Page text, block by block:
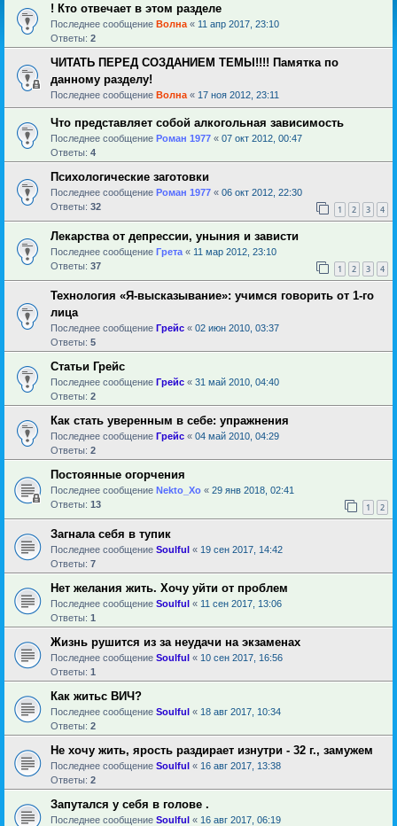
! Кто отвечает в этом разделе
Последнее сообщение Волна « 11 апр 2017, 23:10
Ответы: 2
ЧИТАТЬ ПЕРЕД СОЗДАНИЕМ ТЕМЫ!!!! Памятка по
данному разделу!
Последнее сообщение Волна « 17 ноя 2012, 23:11
Что представляет собой алкогольная зависимость
Последнее сообщение Роман 1977 « 07 окт 2012, 00:47
Ответы: 4
Психологические заготовки
Последнее сообщение Роман 1977 « 06 окт 2012, 22:30
Ответы: 32 1 2 3 4
Лекарства от депрессии, уныния и зависти
Последнее сообщение Грета « 11 мар 2012, 23:10
Ответы: 37 1 2 3 4
Технология «Я-высказывание»: учимся говорить от 1-го
лица
Последнее сообщение Грейс « 02 июн 2010, 03:37
Ответы: 5
Статьи Грейс
Последнее сообщение Грейс « 31 май 2010, 04:40
Ответы: 2
Как стать уверенным в себе: упражнения
Последнее сообщение Грейс « 04 май 2010, 04:29
Ответы: 2
Постоянные огорчения
Последнее сообщение Nekto_Xo « 29 янв 2018, 02:41
Ответы: 13 1 2
Загнала себя в тупик
Последнее сообщение Soulful « 19 сен 2017, 14:42
Ответы: 7
Нет желания жить. Хочу уйти от проблем
Последнее сообщение Soulful « 11 сен 2017, 13:06
Ответы: 1
Жизнь рушится из за неудачи на экзаменах
Последнее сообщение Soulful « 10 сен 2017, 16:56
Ответы: 1
Как житьс ВИЧ?
Последнее сообщение Soulful « 18 авг 2017, 10:34
Ответы: 2
Не хочу жить, ярость раздирает изнутри - 32 г., замужем
Последнее сообщение Soulful « 16 авг 2017, 13:38
Ответы: 2
Запутался у себя в голове .
Последнее сообщение Soulful « 16 авг 2017, 06:19